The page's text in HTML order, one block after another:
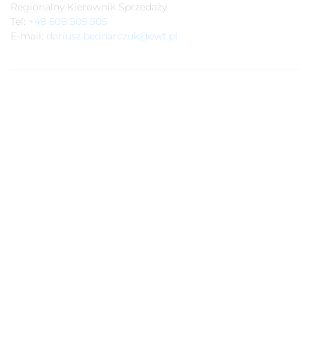
Regionalny Kierownik Sprzedaży
Tel: +48 608 509 505
E-mail: dariusz.bednarczuk@ewt.pl